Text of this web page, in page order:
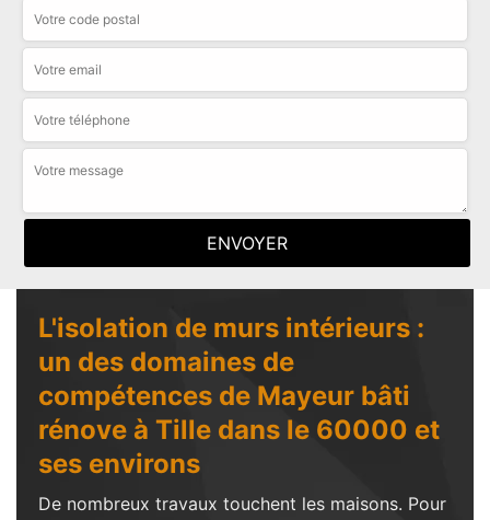
L'isolation de murs intérieurs :
un des domaines de
compétences de Mayeur bâti
rénove à Tille dans le 60000 et
ses environs
De nombreux travaux touchent les maisons. Pour